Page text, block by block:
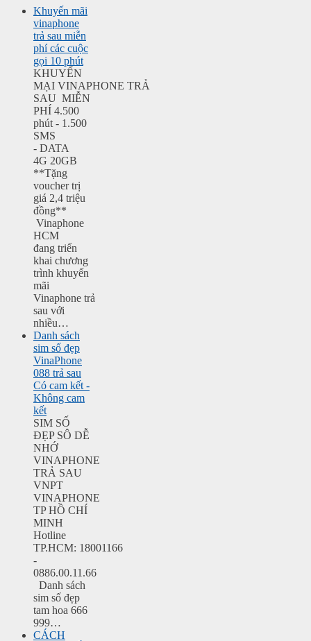
Khuyến mãi
vinaphone
trả sau miễn
phí các cuộc
gọi 10 phút
KHUYẾN
MẠI VINAPHONE TRẢ
SAU MIỄN
PHÍ 4.500
phút - 1.500
SMS
- DATA
4G 20GB
**Tặng
voucher trị
giá 2,4 triệu
đồng**
Vinaphone
HCM
đang triển
khai chương
trình khuyến
mãi
Vinaphone trả
sau với
nhiều…
Danh sách
sim số đẹp
VinaPhone
088 trả sau
Có cam kết -
Không cam
kết
SIM SỐ
ĐẸP SÔ DỄ
NHỚ
VINAPHONE
TRẢ SAU
VNPT
VINAPHONE
TP HỒ CHÍ
MINH
Hotline
TP.HCM: 18001166
-
0886.00.11.66
Danh sách
sim số đẹp
tam hoa 666
999…
CÁCH